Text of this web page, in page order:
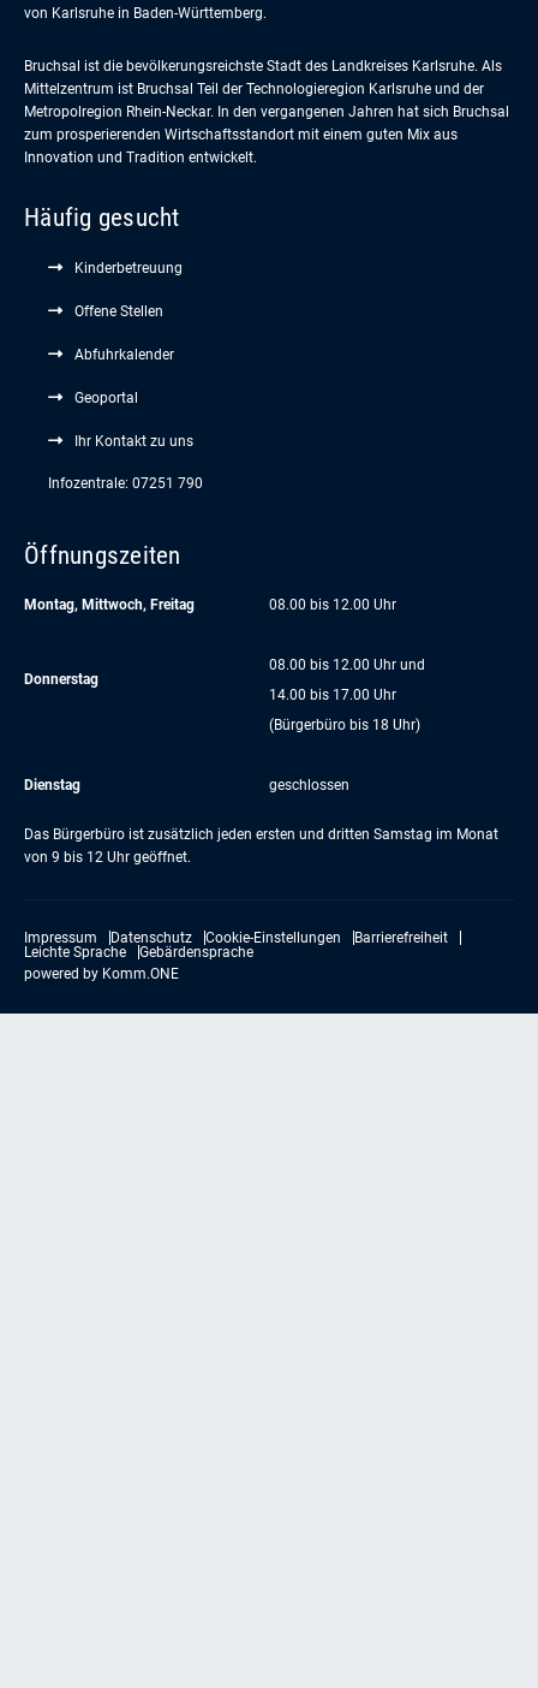
von Karlsruhe in Baden-Württemberg.
Bruchsal ist die bevölkerungsreichste Stadt des Landkreises Karlsruhe. Als
Mittelzentrum ist Bruchsal Teil der Technologieregion Karlsruhe und der
Metropolregion Rhein-Neckar. In den vergangenen Jahren hat sich Bruchsal
zum prosperierenden Wirtschaftsstandort mit einem guten Mix aus
Innovation und Tradition entwickelt.
Häufig gesucht
Kinderbetreuung
Offene Stellen
Abfuhrkalender
Geoportal
Ihr Kontakt zu uns
Infozentrale: 07251 790
Öffnungszeiten
Montag, Mittwoch, Freitag 08.00 bis 12.00 Uhr
Donnerstag
08.00 bis 12.00 Uhr und
14.00 bis 17.00 Uhr
(Bürgerbüro bis 18 Uhr)
Dienstag geschlossen
Das Bürgerbüro ist zusätzlich jeden ersten und dritten Samstag im Monat
von 9 bis 12 Uhr geöffnet.
Impressum Datenschutz Cookie-Einstellungen
Barrierefreiheit
Leichte Sprache
Gebärdensprache
powered by Komm.ONE